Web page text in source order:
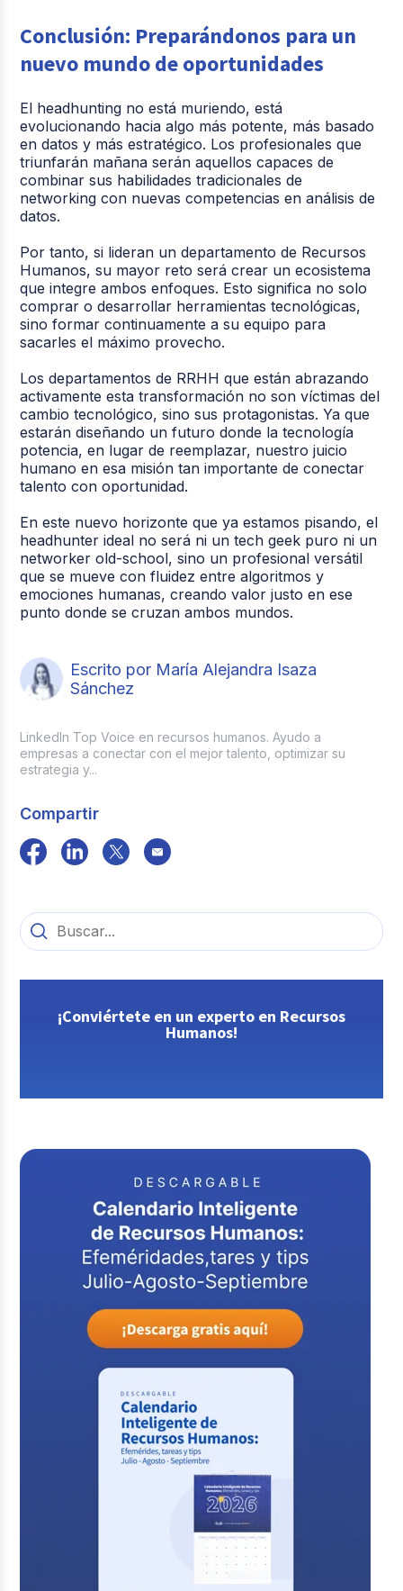
Conclusión: Preparándonos para un
nuevo mundo de oportunidades
El headhunting no está muriendo, está
evolucionando hacia algo más potente, más basado
en datos y más estratégico. Los profesionales que
triunfarán mañana serán aquellos capaces de
combinar sus habilidades tradicionales de
networking con nuevas competencias en análisis de
datos.
Por tanto, si lideran un departamento de Recursos
Humanos, su mayor reto será crear un ecosistema
que integre ambos enfoques. Esto significa no solo
comprar o desarrollar herramientas tecnológicas,
sino formar continuamente a su equipo para
sacarles el máximo provecho.
Los departamentos de RRHH que están abrazando
activamente esta transformación no son víctimas del
cambio tecnológico, sino sus protagonistas. Ya que
estarán diseñando un futuro donde la tecnología
potencia, en lugar de reemplazar, nuestro juicio
humano en esa misión tan importante de conectar
talento con oportunidad.
En este nuevo horizonte que ya estamos pisando, el
headhunter ideal no será ni un tech geek puro ni un
networker old-school, sino un profesional versátil
que se mueve con fluidez entre algoritmos y
emociones humanas, creando valor justo en ese
punto donde se cruzan ambos mundos.
Escrito por María Alejandra Isaza
Sánchez
LinkedIn Top Voice en recursos humanos. Ayudo a
empresas a conectar con el mejor talento, optimizar su
estrategia y...
Compartir
¡Conviértete en un experto en Recursos
Humanos!